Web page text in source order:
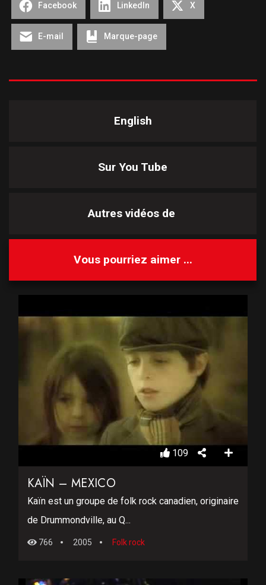
Facebook LinkedIn X
E-mail Marque-page
English
Sur You Tube
Autres vidéos de
Vous pourriez aimer ...
109
KAÏN – MEXICO
Kaïn est un groupe de folk rock canadien, originaire
de Drummondville, au Q...
766 2005 Folk rock